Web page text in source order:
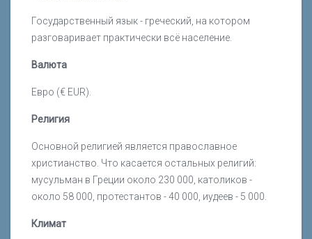
Государственный язык - греческий, на котором
разговаривает практически всё население.
Валюта
Евро (€ EUR).
Религия
Основной религией является православное
христианство. Что касается остальных религий:
мусульман в Греции около 230 000, католиков -
около 58 000, протестантов - 40 000, иудеев - 5 000.
Климат